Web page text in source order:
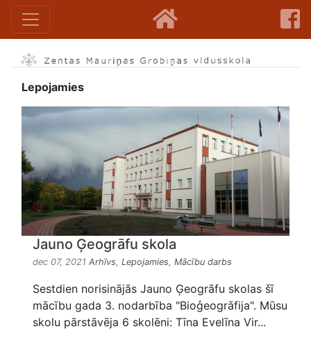
Lepojamies
Jauno Ģeogrāfu skola
dec 07, 2021 Arhīvs, Lepojamies, Mācību darbs
Sestdien norisinājās Jauno Ģeogrāfu skolas šī
mācību gada 3. nodarbība "Bioģeogrāfija". Mūsu
skolu pārstāvēja 6 skolēni: Tīna Evelīna Vir...